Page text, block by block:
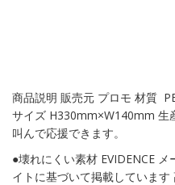
商品説明 販売元 プロモ 材質
サイズ H330mm×W140mm 生
叫んで応援できます。
●壊れにくい素材 EVIDENCE
イトに基づいて掲載していま